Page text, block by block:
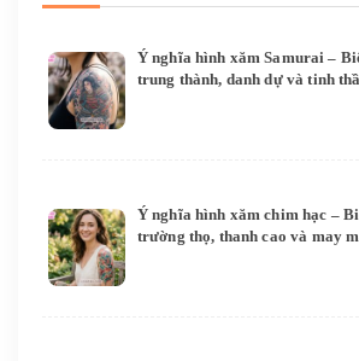
Ý nghĩa hình xăm Samurai –
trung thành, danh dự và tinh
Ý nghĩa hình xăm chim hạc –
trường thọ, thanh cao và may